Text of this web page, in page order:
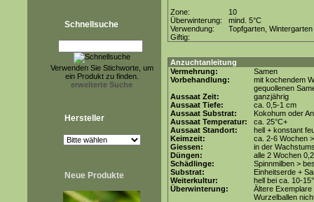
Schnellsuche
Verwenden Sie Stichworte, um
ein Produkt zu finden.
erweiterte Suche
Hersteller
Neue Produkte
Zone:
10
Überwinterung:
mind. 5°C
Verwendung:
Topfgarten, Wintergarten
Giftig:
Anzuchtanleitung
Vermehrung:
Samen
Vorbehandlung:
mit kochendem
gequollenen
Aussaat Zeit:
ganzjährig
Aussaat Tiefe:
ca. 0,5-1 cm
Aussaat Substrat:
Kokohum oder
Aussaat Temperatur:
ca. 25°C+
Aussaat Standort:
hell + konstant
Keimzeit:
ca. 2-6 Wochen
Giessen:
in der
Düngen:
alle 2 Wochen
Schädlinge:
Spinnmilben >
Substrat:
Einheitserde +
Weiterkultur:
hell bei ca. 10-
Überwinterung:
Ältere
Wurzelballen